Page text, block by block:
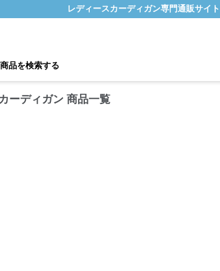
レディースカーディガン専門通販サイ
商品を検索する
ーディガン 商品一覧